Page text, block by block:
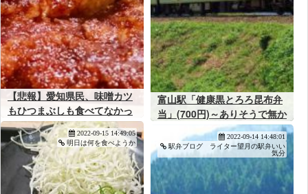
【悲報】愛知県民、味噌カツ
もひつまぶしも食べてなかっ
た･･･
富山駅「健康黒とろろ昆布弁
当」(700円)～ありそうで無か
った富山のソウルフード駅
弁！
2022-09-15 14:49:05
明日は何を食べようか
2022-09-14 14:48:01
駅弁ブログ ライター望月の駅弁いい
気分